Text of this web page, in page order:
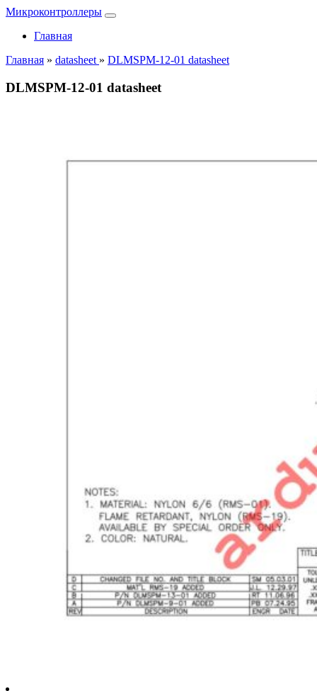
Микроконтроллеры
Главная
Главная » datasheet » DLMSPM-12-01 datasheet
DLMSPM-12-01 datasheet